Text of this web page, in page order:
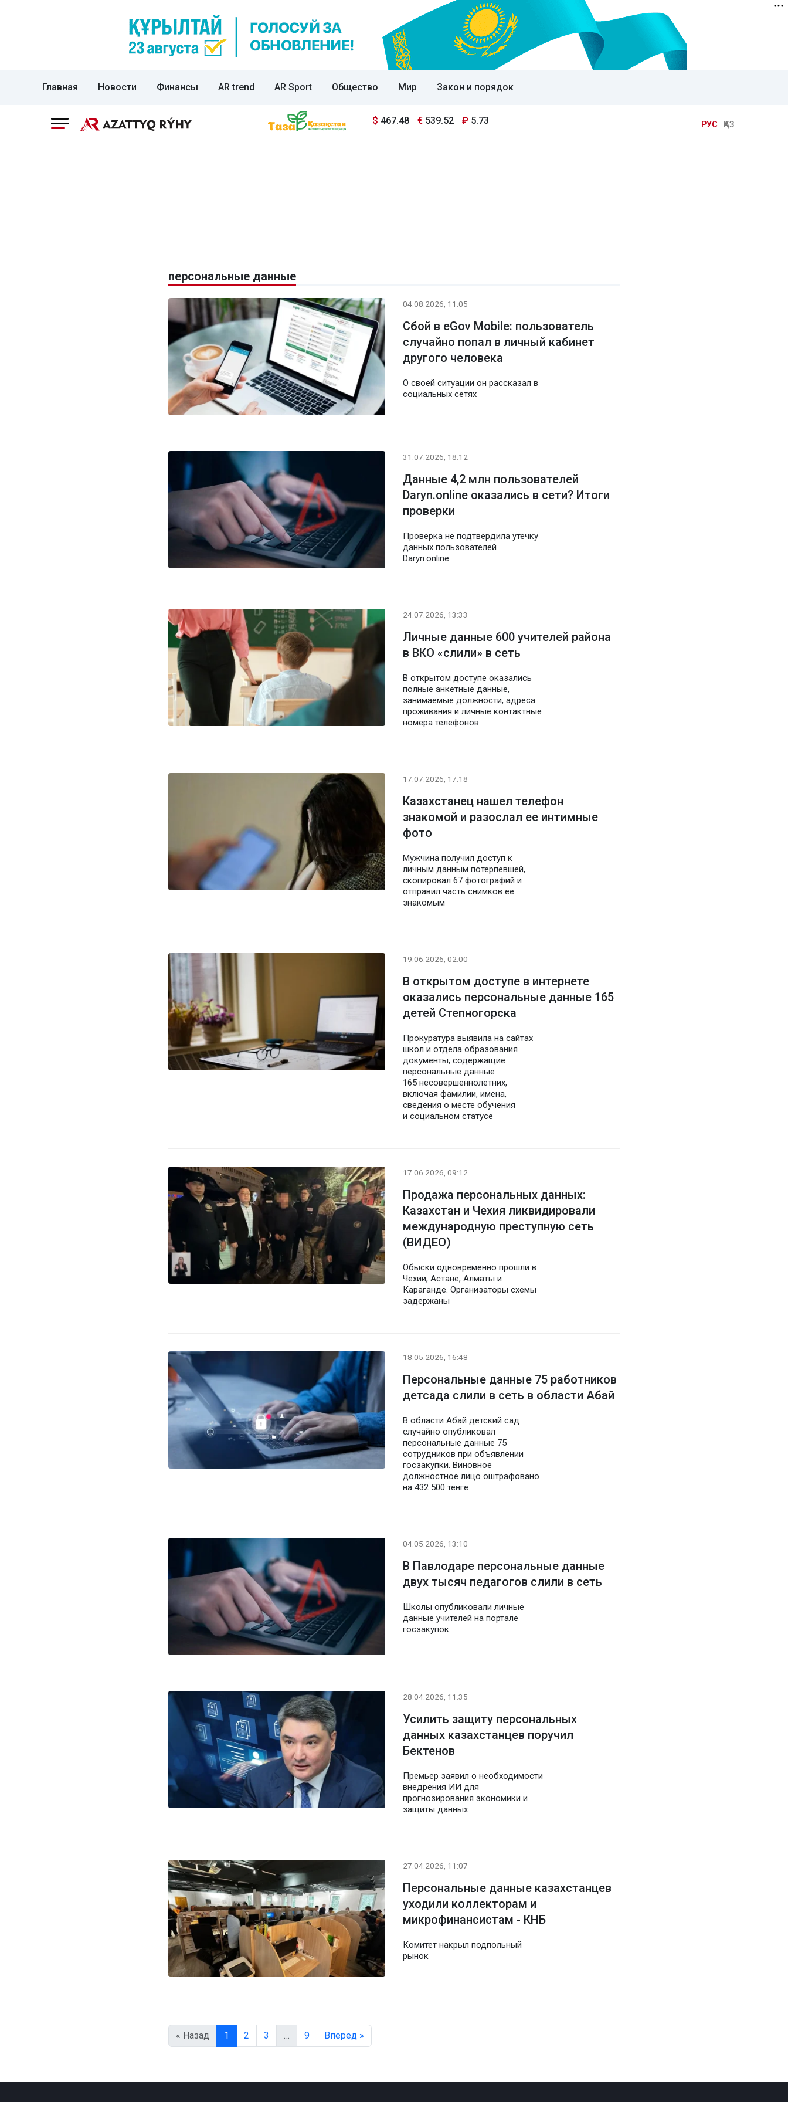
Главная Новости Финансы AR trend AR Sport Общество Мир Закон и порядок
$ 467.48 € 539.52 ₽ 5.73 РУС ҚАЗ
персональные данные
04.08.2026, 11:05
Сбой в eGov Mobile: пользователь
случайно попал в личный кабинет
другого человека
О своей ситуации он рассказал в
социальных сетях
31.07.2026, 18:12
Данные 4,2 млн пользователей
Daryn.online оказались в сети? Итоги
проверки
Проверка не подтвердила утечку
данных пользователей
Daryn.online
24.07.2026, 13:33
Личные данные 600 учителей района
в ВКО «слили» в сеть
В открытом доступе оказались
полные анкетные данные,
занимаемые должности, адреса
проживания и личные контактные
номера телефонов
17.07.2026, 17:18
Казахстанец нашел телефон
знакомой и разослал ее интимные
фото
Мужчина получил доступ к
личным данным потерпевшей,
скопировал 67 фотографий и
отправил часть снимков ее
знакомым
19.06.2026, 02:00
В открытом доступе в интернете
оказались персональные данные 165
детей Степногорска
Прокуратура выявила на сайтах
школ и отдела образования
документы, содержащие
персональные данные
165 несовершеннолетних,
включая фамилии, имена,
сведения о месте обучения
и социальном статусе
17.06.2026, 09:12
Продажа персональных данных:
Казахстан и Чехия ликвидировали
международную преступную сеть
(ВИДЕО)
Обыски одновременно прошли в
Чехии, Астане, Алматы и
Караганде. Организаторы схемы
задержаны
18.05.2026, 16:48
Персональные данные 75 работников
детсада слили в сеть в области Абай
В области Абай детский сад
случайно опубликовал
персональные данные 75
сотрудников при объявлении
госзакупки. Виновное
должностное лицо оштрафовано
на 432 500 тенге
04.05.2026, 13:10
В Павлодаре персональные данные
двух тысяч педагогов слили в сеть
Школы опубликовали личные
данные учителей на портале
госзакупок
28.04.2026, 11:35
Усилить защиту персональных
данных казахстанцев поручил
Бектенов
Премьер заявил о необходимости
внедрения ИИ для
прогнозирования экономики и
защиты данных
27.04.2026, 11:07
Персональные данные казахстанцев
уходили коллекторам и
микрофинансистам - КНБ
Комитет накрыл подпольный
рынок
« Назад 1 2 3 … 9 Вперед »